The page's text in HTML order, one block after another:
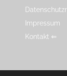
Impressum
Kontakt ⇐